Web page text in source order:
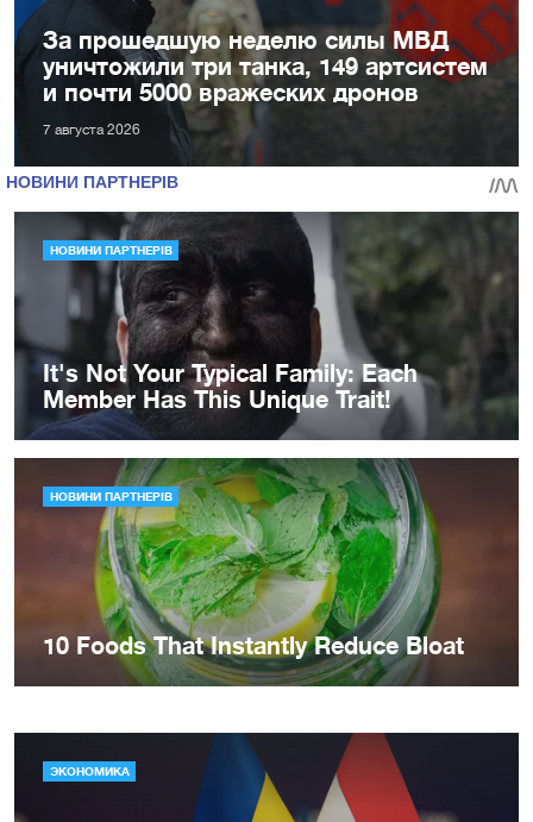
За прошедшую неделю силы МВД
уничтожили три танка, 149 артсистем
и почти 5000 вражеских дронов
7 августа 2026
ЭКОНОМИКА